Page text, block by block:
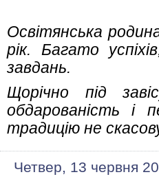
Освітянська
рік. Багато
завдань.
Щорічно під
обдарованість і
традицію не
Четвер, 13 червня